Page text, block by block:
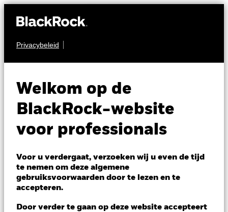
Privacybeleid
Welkom op de
BlackRock-website
voor professionals
Voor u verdergaat, verzoeken wij u even de tijd
te nemen om deze algemene
gebruiksvoorwaarden door te lezen en te
accepteren.
Door verder te gaan op deze website accepteert
AANDELEN
Energy Fund
NAV per 07/aug/2026
HKD 142,54